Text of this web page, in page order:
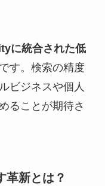
に統合された低
す。検索の精度
ビジネスや個人
ることが期待さ
革新とは？